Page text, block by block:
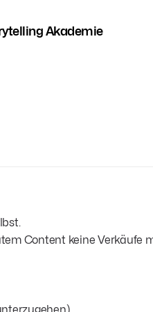
Akademie
Content keine Verkäufe